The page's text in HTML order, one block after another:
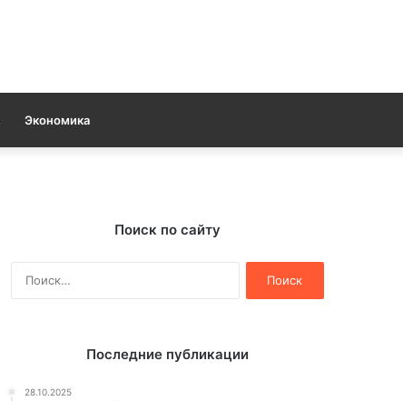
Экономика
Поиск по сайту
Последние публикации
28.10.2025